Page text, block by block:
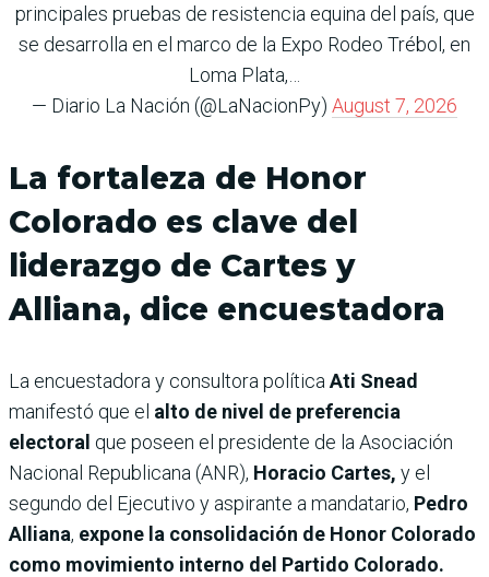
principales pruebas de resistencia equina del país, que
se desarrolla en el marco de la Expo Rodeo Trébol, en
Loma Plata,…
— Diario La Nación (@LaNacionPy) August 7, 2026
La fortaleza de Honor
Colorado es clave del
liderazgo de Cartes y
Alliana, dice encuestadora
La encuestadora y consultora política Ati Snead
manifestó que el alto de nivel de preferencia
electoral que poseen el presidente de la Asociación
Nacional Republicana (ANR), Horacio Cartes, y el
segundo del Ejecutivo y aspirante a mandatario, Pedro
Alliana, expone la consolidación de Honor Colorado
como movimiento interno del Partido Colorado.